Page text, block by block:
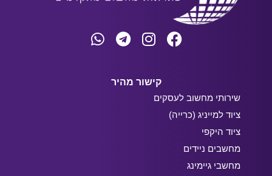
קישור מהיר
שירותי מחשוב לעסקים
ציוד למייניג (כרייה)
ציוד היקפי
מחשבים ניידים
מחשבי גיימינג